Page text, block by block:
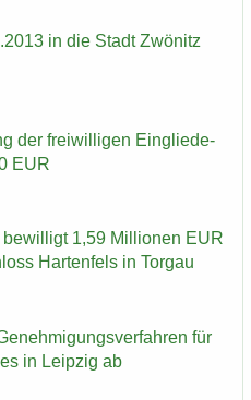
in die Stadt Zwö­nitz
der frei­wil­li­gen Ein­glie­de­
EUR
1,59 Mil­lio­nen EUR
Har­ten­fels in Tor­gau
für
in Leip­zig ab